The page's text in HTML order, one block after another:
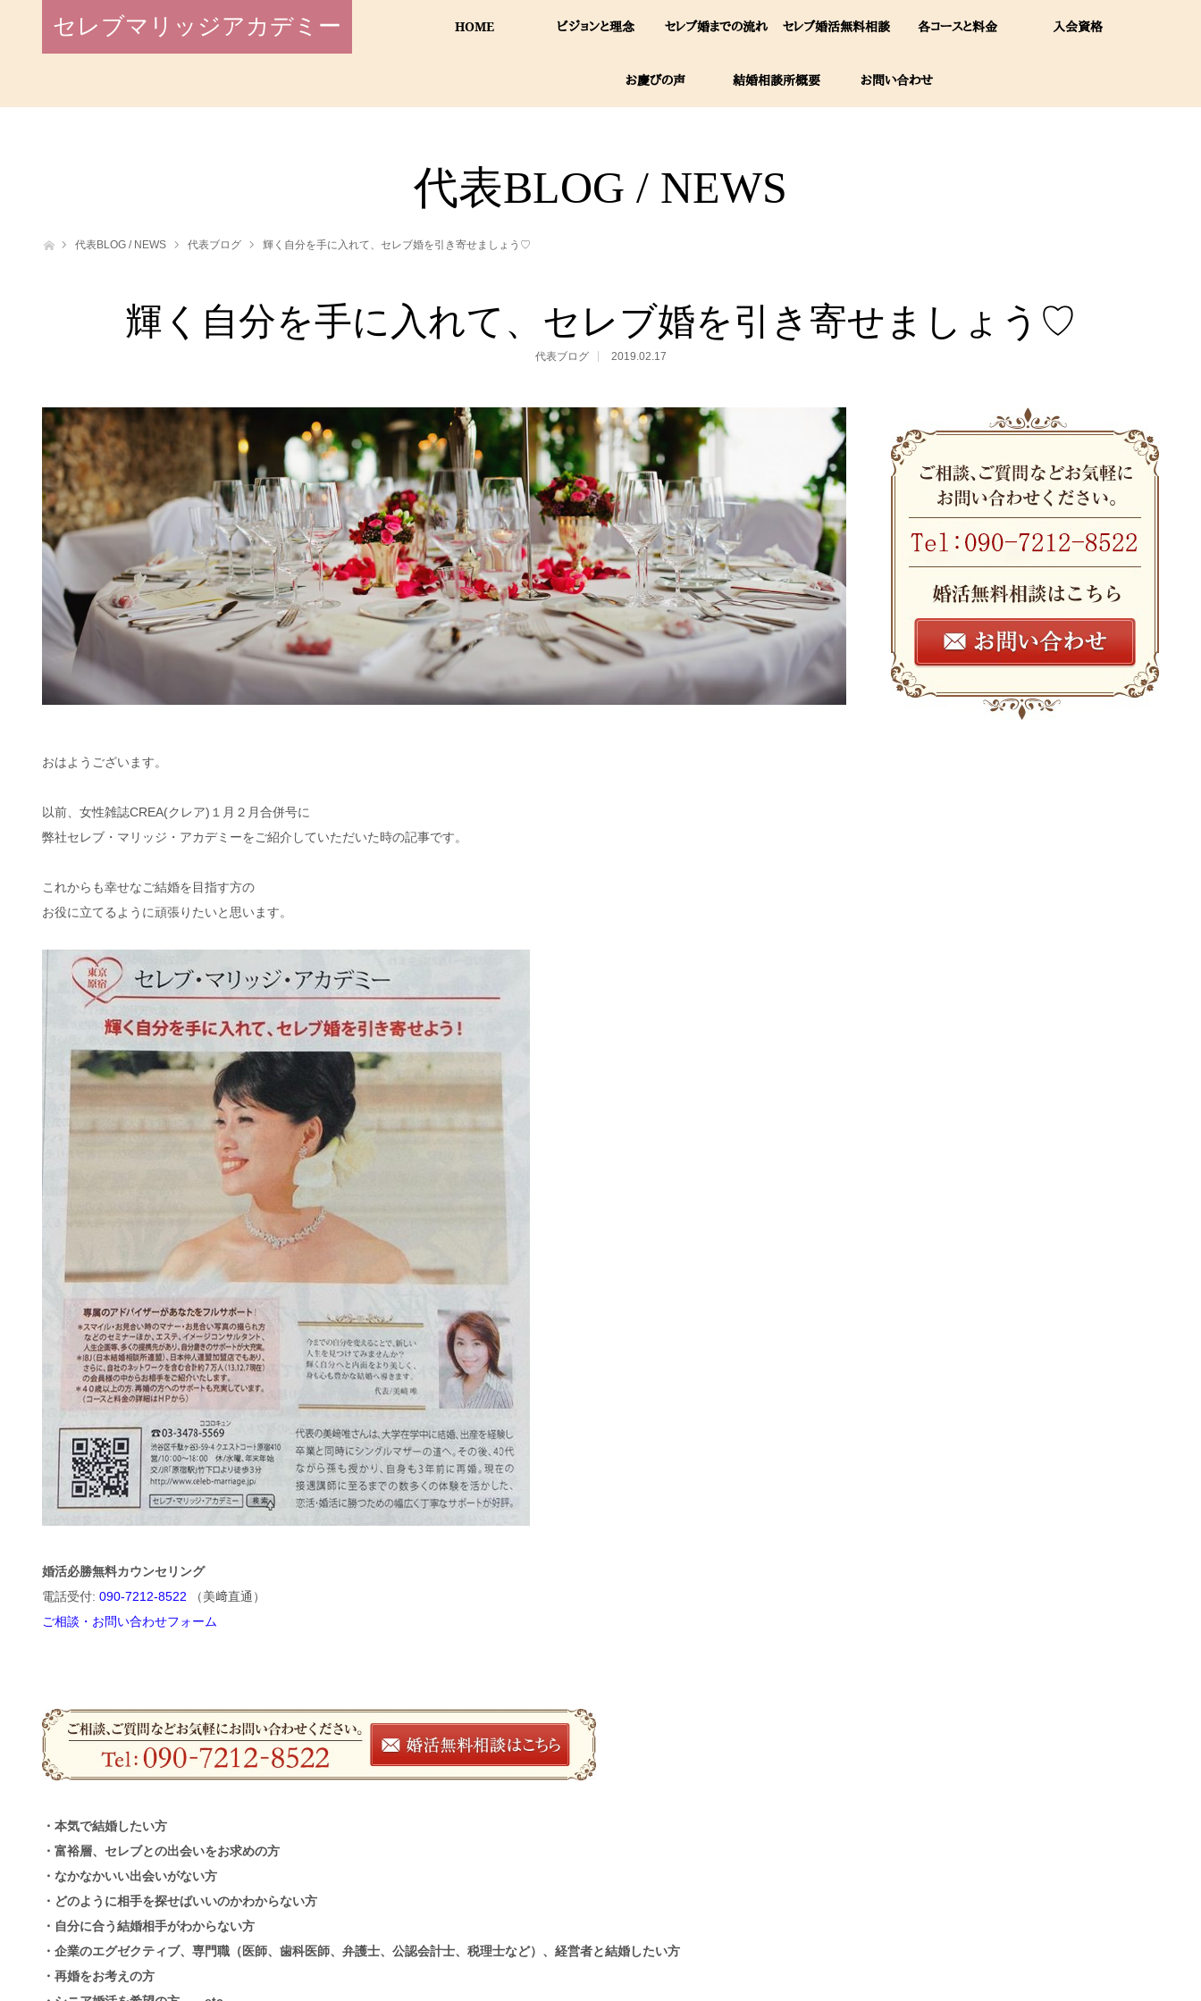
セレブマリッジアカデミー HOME ビジョンと理念 セレブ婚までの流れ セレブ婚活無料相談 各コースと料金 入会資格
お慶びの声 結婚相談所概要 お問い合わせ
代表BLOG / NEWS
ホーム代表BLOG / NEWS 代表ブログ 輝く自分を手に入れて、セレブ婚を引き寄せましょう♡
輝く自分を手に入れて、セレブ婚を引き寄せましょう♡
代表ブログ 2019.02.17
おはようございます。
以前、女性雑誌CREA(クレア)１月２月合併号に
弊社セレブ・マリッジ・アカデミーをご紹介していただいた時の記事です。
これからも幸せなご結婚を目指す方の
お役に立てるように頑張りたいと思います。
婚活必勝無料カウンセリング
電話受付: 090-7212-8522 （美﨑直通）
ご相談・お問い合わせフォーム
・本気で結婚したい方
・富裕層、セレブとの出会いをお求めの方
・なかなかいい出会いがない方
・どのように相手を探せばいいのかわからない方
・自分に合う結婚相手がわからない方
・企業のエグゼクティブ、専門職（医師、歯科医師、弁護士、公認会計士、税理士など）、経営者と結婚したい方
・再婚をお考えの方